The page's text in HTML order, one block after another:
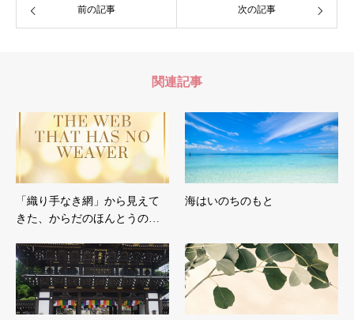
前の記事 次の記事
関連記事
「織り手なき網」から見えて
きた、からだのほんとうの…
海はいのちのもと